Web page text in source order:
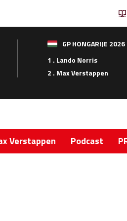
GP HONGARIJE 2026
1 . Lando Norris
2 . Max Verstappen
Verstappen Podcast